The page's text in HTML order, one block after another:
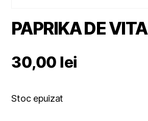
PAPRIKA DE VITA
30,00 lei
Stoc epuizat